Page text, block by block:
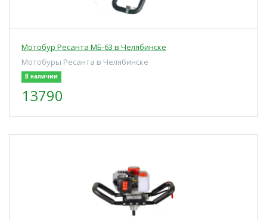
Мотобур Ресанта МБ-63 в Челябинске
Мотобуры Ресанта в Челябинске
В наличии
13790